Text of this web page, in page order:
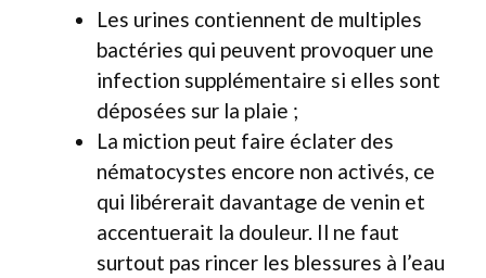
Les urines contiennent de multiples
bactéries qui peuvent provoquer une
infection supplémentaire si elles sont
déposées sur la plaie ;
La miction peut faire éclater des
nématocystes encore non activés, ce
qui libérerait davantage de venin et
accentuerait la douleur. Il ne faut
surtout pas rincer les blessures à l’eau